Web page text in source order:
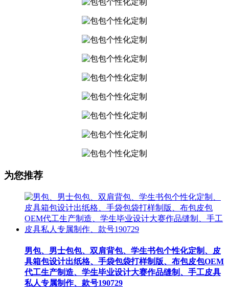
为您推荐
男包、男士包包、双肩背包、学生书包个性化定制、皮
具箱包设计出纸格、手袋包袋打样制版、布包皮包OEM
代工生产制造、学生毕业设计大赛作品缝制、手工皮具
私人专属制作、款号190729